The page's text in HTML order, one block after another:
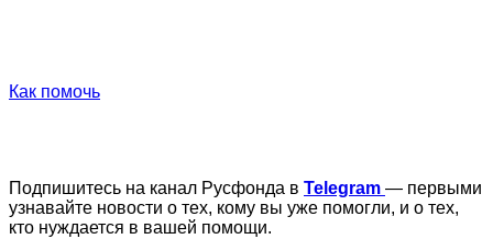
Как помочь
Подпишитесь на канал Русфонда в Telegram — первыми
узнавайте новости о тех, кому вы уже помогли, и о тех,
кто нуждается в вашей помощи.